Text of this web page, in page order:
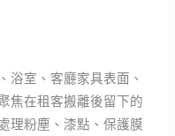
浴室、客廳家具表面、
焦在租客搬離後留下的
理粉塵、漆點、保護膜